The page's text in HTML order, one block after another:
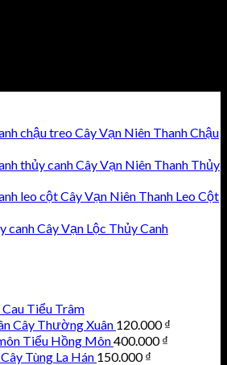
Cây Vạn Niên Thanh Chậu
Cây Vạn Niên Thanh Thủy
Cây Vạn Niên Thanh Leo Cột
Cây Vạn Lộc Thủy Canh
Cau Tiểu Trâm
Cây Thường Xuân 120.000₫
Tiểu Hồng Môn400.000₫
Cây Tùng La Hán 150.000₫